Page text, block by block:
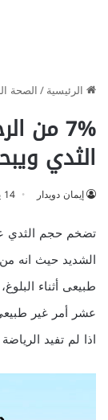
الرئيسية/الصحة
7% من
الثدي
إيمان دويدار 14 يوليو 2012
تضخم حجم الثدي
الشديد حيث انه من
طبيعى أثناء
عشر أمر غير
اذا لم تفيد